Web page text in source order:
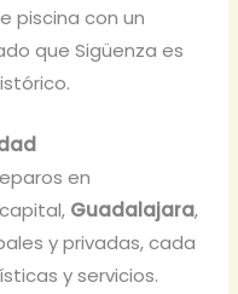
piscina con un
que Sigüenza es
en
Guadalajara,
y privadas, cada
y servicios.